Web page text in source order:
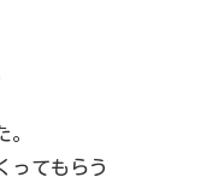
ってもらう